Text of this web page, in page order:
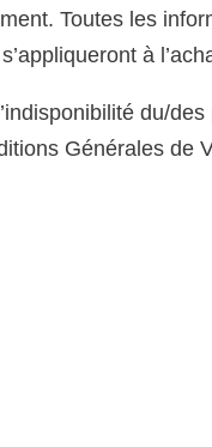
Toutes les
à
du/
Générales de